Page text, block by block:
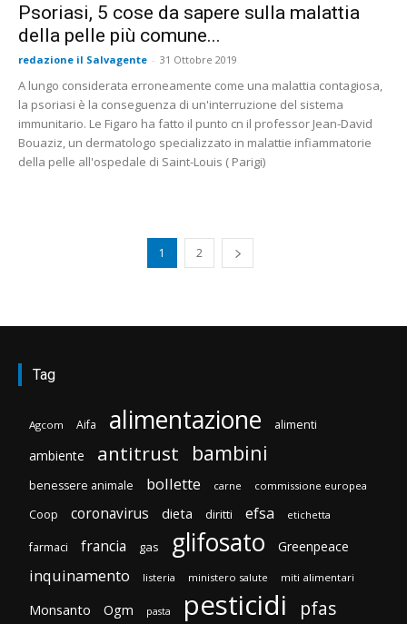
Psoriasi, 5 cose da sapere sulla malattia
della pelle più comune...
redazione il Salvagente - 31 Ottobre 2019
A lungo considerata erroneamente come una malattia contagiosa,
la psoriasi è la conseguenza di un'interruzione del sistema
immunitario. Le Figaro ha fatto il punto cn il professor Jean-David
Bouaziz, un dermatologo specializzato in malattie infiammatorie
della pelle all'ospedale di Saint-Louis ( Parigi)
1 2
Tag
Agcom Aifa alimentazione alimenti
ambiente antitrust bambini
benessere animale bollette carne commissione europea
Coop coronavirus dieta diritti efsa etichetta
farmaci francia gas glifosato Greenpeace
inquinamento listeria ministero salute miti alimentari
Monsanto Ogm pasta pesticidi pfas